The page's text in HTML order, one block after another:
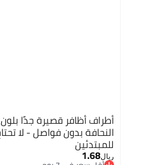
أطراف أظافر قصيرة جدًا
النحافة بدون فواصل - لا
للمبتدئين
ريال1.68